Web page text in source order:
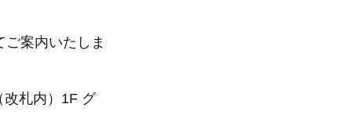
案内いたしま
札内）1F グ